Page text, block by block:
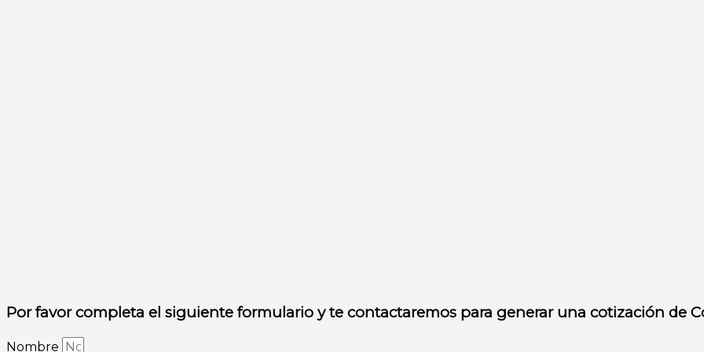
Por favor completa el siguiente formulario y te contactaremos para generar una cotización de
Nombre